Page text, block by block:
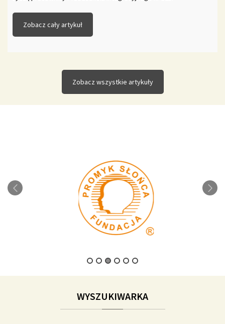
Zobacz cały artykuł
Zobacz wszystkie artykuły
WYSZUKIWARKA